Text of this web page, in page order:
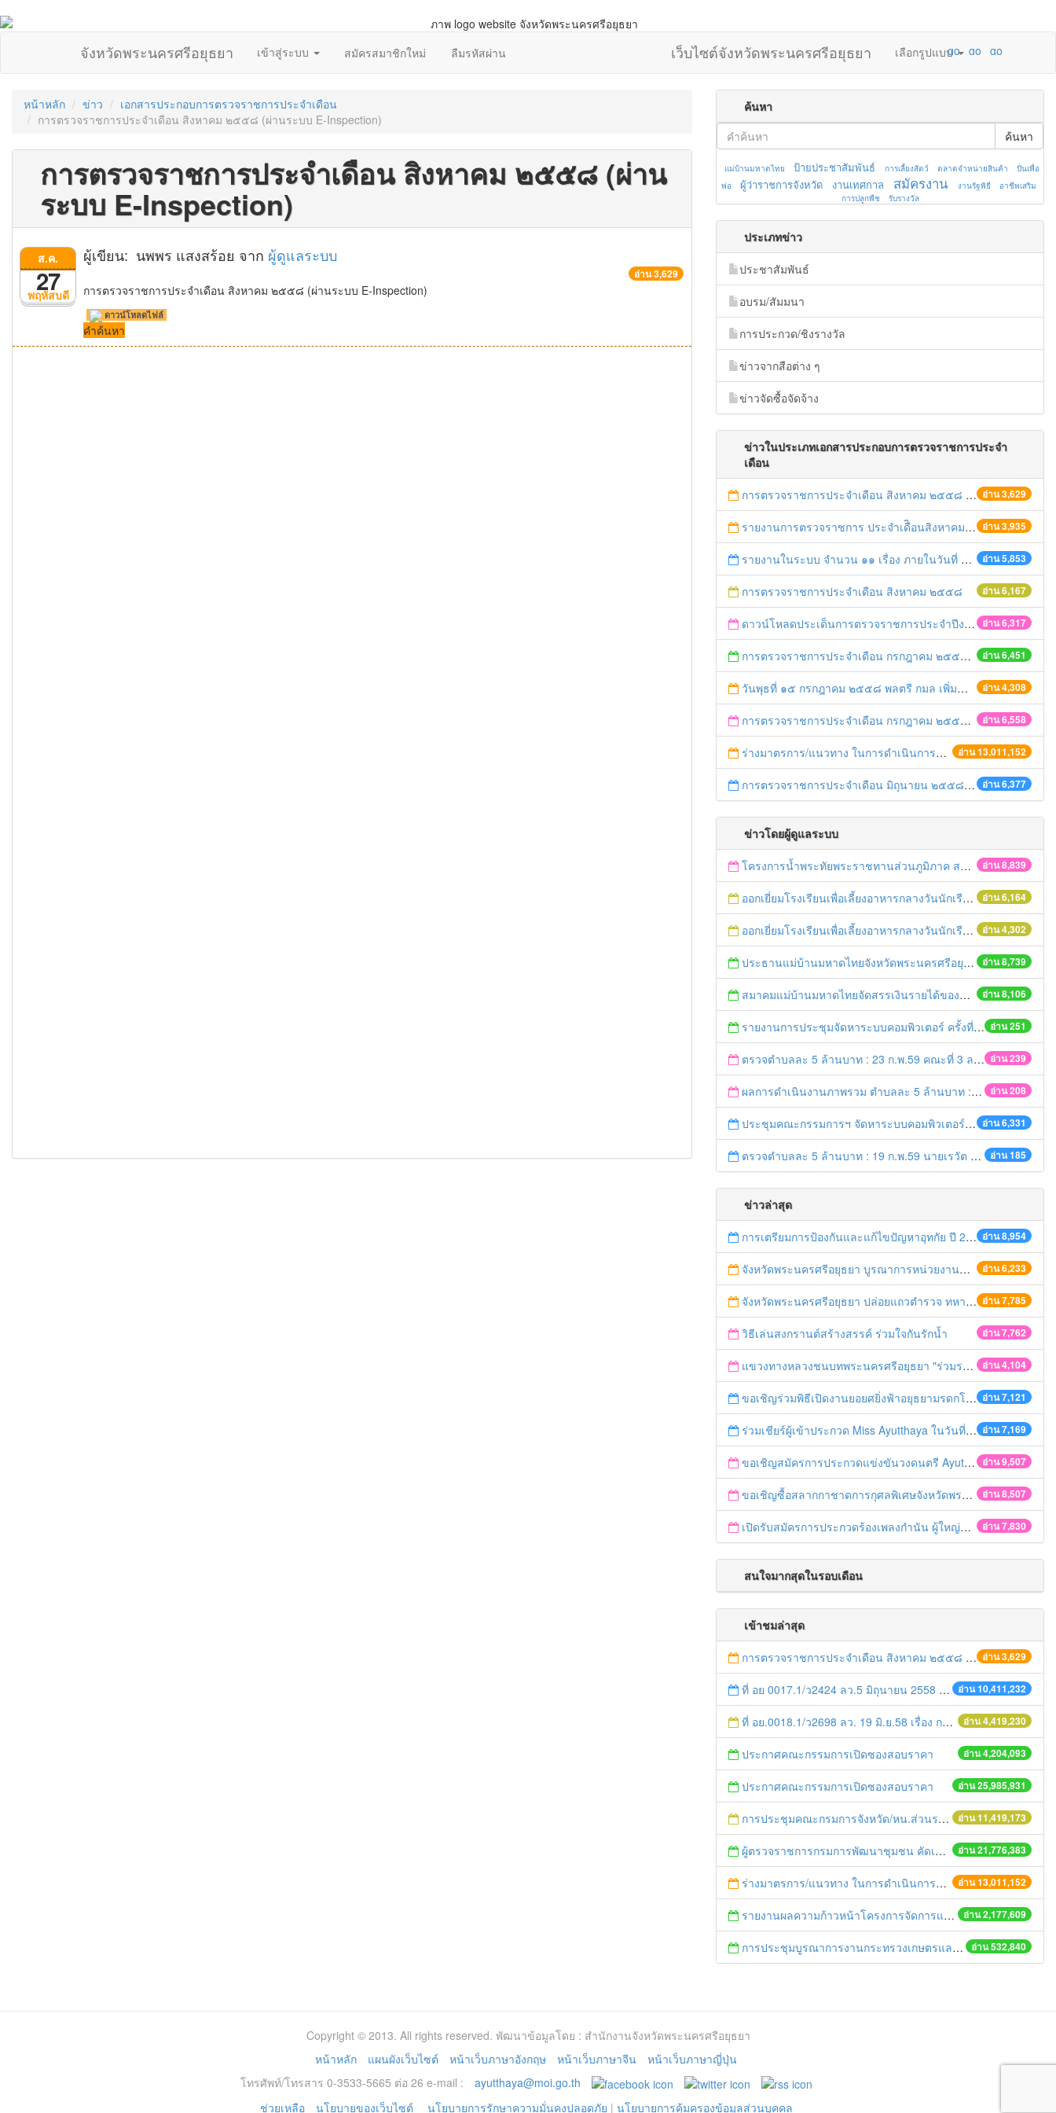
จังหวัดพระนครศรีอยุธยา เข้าสู่ระบบ สมัครสมาชิกใหม่ ลืมรหัสผ่าน เว็บไซต์จังหวัดพระนครศรีอยุธยา เลือกรูปแบบ
หน้าหลัก ข่าว
เอกสารประกอบการตรวจราชการประจำเดือน
การตรวจราชการประจำเดือน สิงหาคม ๒๕๕๘ (ผ่านระบบ E-Inspection)
การตรวจราชการประจำเดือน สิงหาคม ๒๕๕๘ (ผ่าน
ระบบ E-Inspection)
พฤหัสบดี
ส.ค.
27
ผู้เขียน: นพพร แสงสร้อย จาก ผู้ดูแลระบบ
อ่าน 3,629
การตรวจราชการประจำเดือน สิงหาคม ๒๕๕๘ (ผ่านระบบ E-Inspection)
ดาวน์โหลดไฟล์
คำค้นหา
ค้นหา
ค้นหา
แม่บ้านมหาดไทย ป้ายประชาสัมพันธ์ การเลี้ยงสัตว์ ตลาดจำหน่ายสินค้า
ปั่นเพื่อ
พ่อ
ผู้ว่าราชการจังหวัด งานเทศกาล สมัครงาน งานรัฐพิธี
อาชีพเสริม
การปลูกพืช
รับรางวัล
ประเภทข่าว
ประชาสัมพันธ์
อบรม/สัมมนา
การประกวด/ชิงรางวัล
ข่าวจากสือต่าง ๆ
ข่าวจัดซื้อจัดจ้าง
ข่าวในประเภทเอกสารประกอบการตรวจราชการประจำ
เดือน
อ่าน 3,629
การตรวจราชการประจำเดือน สิงหาคม ๒๕๕๘ (ผ่านระบบ E-Inspection)
อ่าน 3,935
รายงานการตรวจราชการ ประจำเดืิอนสิงหาคม 2558
อ่าน 5,853
รายงานในระบบ จำนวน ๑๑ เรื่อง ภายในวันที่ ๒๔ สิงหาคม ๒๕๕๘
อ่าน 6,167
การตรวจราชการประจำเดือน สิงหาคม ๒๕๕๘
อ่าน 6,317
ดาวน์โหลดประเด็นการตรวจราชการประจำปีงบประมาณ พ.ศ. ๒๕๕๘ รอบที่ ๒ ของผู้ตรวจราชการสำนักนายกรัฐมนตรี เขตตรวจราชการที่ ๑ (นางประภาศรี บุญวิเศษ) ระหว่างวันที่ ๑๐ – ๑๑ สิงหาคม ๒๕๕๘ ณ จังหวัดพระนครศรีอยุธยา
อ่าน 6,451
การตรวจราชการประจำเดือน กรกฎาคม ๒๕๕๘ (ผ่านระบบ E-Inspection)
อ่าน 4,308
วันพุธที่ ๑๕ กรกฎาคม ๒๕๕๘ พลตรี กมล เพิ่มกำลังพล หัวหน้าคณะทำงานกำกับและติดตามการปฏิบัติราชการในภูมิภาค เขตตรวจราชการที่ ๑ และคณะจะลงพื้นที่จังหวัดพระนครศรีอยุธยา เพื่อติดตามผลความก้าวหน้าโครงการที่ได้รับอนุมัติการจัดสรรงบประมาณรายจ่ายประจำปีงบประมาณ พ.ศ. ๒๕๕๘
อ่าน 6,558
การตรวจราชการประจำเดือน กรกฎาคม ๒๕๕๘
อ่าน 13,011,152
ร่างมาตรการ/แนวทาง ในการดำเนินการประกอบการตรวจราชการแบบบูรณาการ
อ่าน 6,377
การตรวจราชการประจำเดือน มิถุนายน ๒๕๕๘ (ผ่านระบบ E-Inspection)
ข่าวโดยผู้ดูแลระบบ
อ่าน 8,839
โครงการน้ำพระทัยพระราชทานส่วนภูมิภาค สภาสังคมสงเคราะห์แห่งประเทศไทย ในพระบรมราชูปถัมภ์ ประจำปี 2559
อ่าน 6,164
ออกเยี่ยมโรงเรียนเพื่อเลี้ยงอาหารกลางวันนักเรียนโรงเรียนที่อยู่ห่างไกลในพื้นที่ จ.พระนครศรีอยุธยา (โรงเรียนวัดลำตะเคียน)
อ่าน 4,302
ออกเยี่ยมโรงเรียนเพื่อเลี้ยงอาหารกลางวันนักเรียนโรงเรียนที่อยู่ห่างไกลในพื้นที่ จ.พระนครศรีอยุธยา (โรงเรียนวัดสนามทอง)
อ่าน 8,739
ประธานแม่บ้านมหาดไทยจังหวัดพระนครศรีอยุธยา และคณะฯ ออกเยี่ยมเยาวชนที่ได้รับทุนจากมูลนิธิร่วมจิตต์น้อมเกล้าฯ ปีการศึกษา 2558
อ่าน 8,106
สมาคมแม่บ้านมหาดไทยจัดสรรเงินรายได้ของสมาคมฯมอบทุนการศึกษา ประจำปี 2559
อ่าน 251
รายงานการประชุมจัดหาระบบคอมพิวเตอร์ ครั้งที่ 1 / 2559
อ่าน 239
ตรวจตำบลละ 5 ล้านบาท : 23 ก.พ.59 คณะที่ 3 ลงพื้นที่ อ.บางปะอิน
อ่าน 208
ผลการดำเนินงานภาพรวม ตำบลละ 5 ล้านบาท : 21 ก.พ. 59 เวลา 20.20 น.
อ่าน 6,331
ประชุมคณะกรรมการฯ จัดหาระบบคอมพิวเตอร์ ครั้งที่ 1/2559
อ่าน 185
ตรวจตำบลละ 5 ล้านบาท : 19 ก.พ.59 นายเรวัต ประสงค์ รอง ผวจ.1 ลงพื้นที่ อ.ท่าเรือ
ข่าวล่าสุด
อ่าน 8,954
การเตรียมการป้องกันและแก้ไขปัญหาอุทกัย ปี 2561
อ่าน 6,233
จังหวัดพระนครศรีอยุธยา บูรณาการหน่วยงานที่เกี่ยวข้อง ลงพื้นที่จัดระเบียบและดำเนินมาตรการตามบทลงโทษสูงสุดกับผู้ประกอบการร้านค้าที่ยังฝ่าฝืนตั้งร้านค้ารุกล้ำเขตพื้นที่ทางหลวง เตรียมความปลอดภัยก่อนเทศกาลสงกรานต์
อ่าน 7,785
จังหวัดพระนครศรีอยุธยา ปล่อยแถวตำรวจ ทหาร ฝ่ายปกครอง กว่า 100 นาย ตรวจเข้มท่ารถสาธารณะ สถานีขนส่งรถโดยสาร วินรถตู้ และสถานีรถไฟ เตรียมรับมือเทศกาลสงกรานต์
อ่าน 7,762
วิธีเล่นสงกรานต์สร้างสรรค์ ร่วมใจกันรักน้ำ
อ่าน 4,104
แขวงทางหลวงชนบทพระนครศรีอยุธยา "ร่วมรณรงค์ ขับช้า เปิดไฟหน้า คาดเข็มขัด" เทศกาลสงกรานต์ ปี 2561
อ่าน 7,121
ขอเชิญร่วมพิธีเปิดงานยอยศยิ่งฟ้าอยุธยามรดกโลก
อ่าน 7,169
ร่วมเชียร์ผู้เข้าประกวด Miss Ayutthaya ในวันที่ 15 ธันวาคม 2560
อ่าน 9,507
ขอเชิญสมัครการประกวดแข่งขันวงดนตรี Ayutthaya battle of the bands
อ่าน 8,507
ขอเชิญซื้อสลากกาชาดการกุศลพิเศษจังหวัดพระนครศรีอยุธยา 2560
อ่าน 7,830
เปิดรับสมัครการประกวดร้องเพลงกำนัน ผู้ใหญ่บ้าน ฯลฯ
สนใจมากสุดในรอบเดือน
เข้าชมล่าสุด
อ่าน 3,629
การตรวจราชการประจำเดือน สิงหาคม ๒๕๕๘ (ผ่านระบบ E-Inspection)
อ่าน 10,411,232
ที่ อย 0017.1/ว2424 ลว.5 มิถุนายน 2558 เรื่อง แจ้งกำหนดตรวจประเมินและให้คะแนนหน่วยงานที่สมัครเข้าร่วมโครงการพัฒนาหน่วยงานต้นแบบในการจัดตั้งศูนย์ข้อมูลข่าวสารของราชการฯ ประจำปีงบประมาณ พ.ศ. 2558
อ่าน 4,419,230
ที่ อย.0018.1/ว2698 ลว. 19 มิ.ย.58 เรื่อง การแก้ไขปัญหาหนี้สินให้แก่เกษตรกร
อ่าน 4,204,093
ประกาศคณะกรรมการเปิดซองสอบราคา
อ่าน 25,985,931
ประกาศคณะกรรมการเปิดซองสอบราคา
อ่าน 11,419,173
การประชุมคณะกรมการจังหวัด/หน.ส่วนราชการประจำเดือน มิถุนายน 2558
อ่าน 21,776,383
ผู้ตรวจราชการกรมการพัฒนาชุมชน คัดเลือกข้าราชการและลูกจ้างดีเด่น และหน่วยงานพัฒนาชุมชนใสสะอาด ประจำปี ๒๕๕๔
อ่าน 13,011,152
ร่างมาตรการ/แนวทาง ในการดำเนินการประกอบการตรวจราชการแบบบูรณาการ
อ่าน 2,177,609
รายงานผลความก้าวหน้าโครงการจัดการแก้ไขปัญหาขยะ สัปดาห์ที่ 9/2558
อ่าน 532,840
การประชุมบูรณาการงานกระทรวงเกษตรและสหกรณ์สู่การปฏิบัติในระดับพื้นที่ ครั้งที่1/2558
Copyright © 2013. All rights reserved. พัฒนาข้อมูลโดย : สำนักงานจังหวัดพระนครศรีอยุธยา
หน้าหลัก
แผนผังเว็บไซต์ หน้าเว็บภาษาอังกฤษ หน้าเว็บภาษาจีน
หน้าเว็บภาษาญี่ปุ่น
โทรศัพท์/โทรสาร 0-3533-5665 ต่อ 26 e-mail :
ayutthaya@moi.go.th
ช่วยเหลือ
นโยบายของเว็บไซต์ นโยบายการรักษาความมั่นคงปลอดภัย | นโยบายการคุ้มครองข้อมูลส่วนบุคคล